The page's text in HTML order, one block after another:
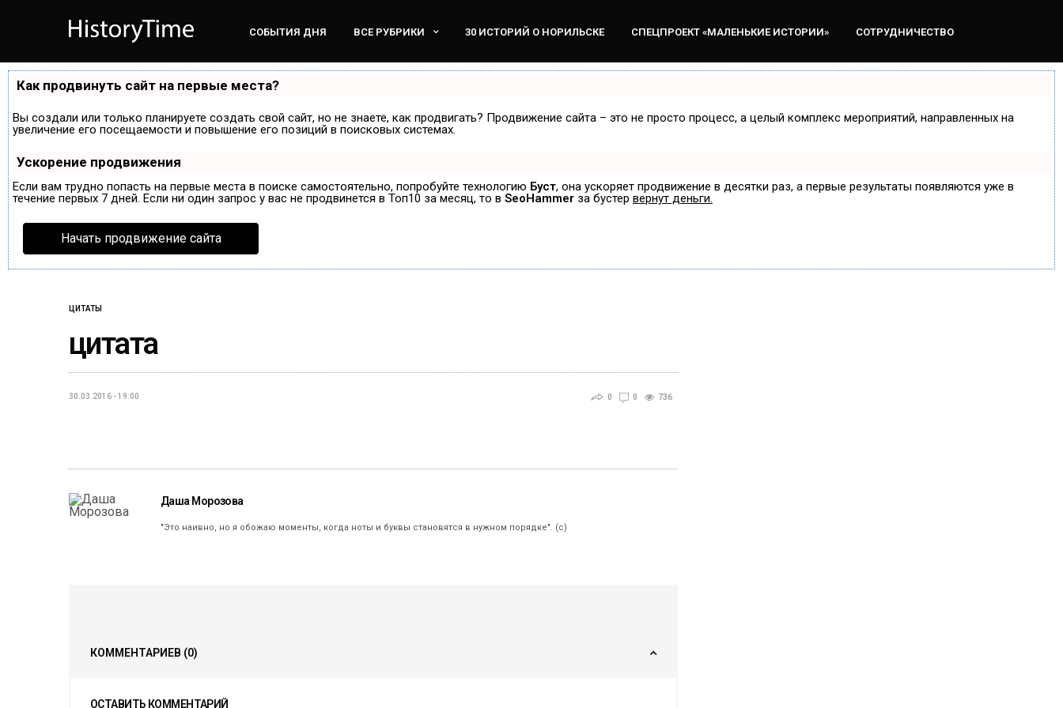
СОБЫТИЯ ДНЯ ВСЕ РУБРИКИ 30 ИСТОРИЙ О НОРИЛЬСКЕ СПЕЦПРОЕКТ «МАЛЕНЬКИЕ ИСТОРИИ» СОТРУДНИЧЕСТВО
Как продвинуть сайт на первые места?
Вы создали или только планируете создать свой сайт, но не знаете, как продвигать? Продвижение сайта – это не просто процесс, а целый комплекс мероприятий, направленных на
увеличение его посещаемости и повышение его позиций в поисковых системах.
Ускорение продвижения
Если вам трудно попасть на первые места в поиске самостоятельно, попробуйте технологию Буст, она ускоряет продвижение в десятки раз, а первые результаты появляются уже в
течение первых 7 дней. Если ни один запрос у вас не продвинется в Топ10 за месяц, то в SeoHammer за бустер вернут деньги.
Начать продвижение сайта
ЦИТАТЫ
цитата
30.03.2016 - 19:00 0 0 736
Даша Морозова
"Это наивно, но я обожаю моменты, когда ноты и буквы становятся в нужном порядке". (с)
КОММЕНТАРИЕВ (0)
ОСТАВИТЬ КОММЕНТАРИЙ